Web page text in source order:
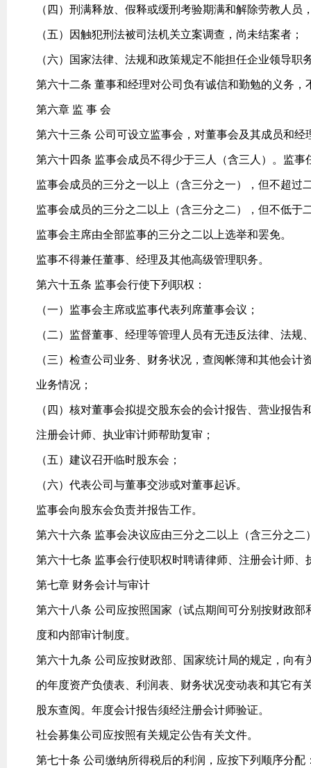
（四）刑满释放、假释或缓刑考验期满和解除劳教人
（五）因触犯刑法被司法机关立案调查，尚未结案者；
（六）国家法律、法规和政策规定不能担任企业领导职
第六十二条 董事和经理对公司负有诚信和勤勉的义务
第六章 监 事 会
第六十三条 公司可设立监事会，对董事会及其成员和经
第六十四条 监事会成员不得少于三人（含三人）。监事
监事会成员的三分之一以上（含三分之一），但不超
监事会成员的三分之二以上（含三分之二），但不低于
监事会主席由全部监事的三分之二以上选举和罢免。
监事不得兼任董事、经理及其他高级管理职务。
第六十五条 监事会行使下列职权：
（一）监事会主席或监事代表列席董事会议；
（二）监督董事、经理等管理人员有无违反法律、法
（三）检查公司业务、财务状况，查阅帐簿和其他会
业务情况；
（四）核对董事会拟提交股东会的会计报告、营业报
注册会计师、执业审计师帮助复审；
（五）建议召开临时股东会；
（六）代表公司与董事交涉或对董事起诉。
监事会向股东会负责并报告工作。
第六十六条 监事会决议应由三分之二以上（含三分之二
第六十七条 监事会行使职权时聘请律师、注册会计师
第七章 财务会计与审计
第六十八条 公司应按照国家（试点期间可分别按财政
度和内部审计制度。
第六十九条 公司应按财政部、国家统计局的规定，向
的年度资产负债表、利润表、财务状况变动表和其它
股东查阅。年度会计报告须经注册会计师验证。
社会募集公司应按照有关规定公告有关文件。
第七十条 公司缴纳所得税后的利润，应按下列顺序分配